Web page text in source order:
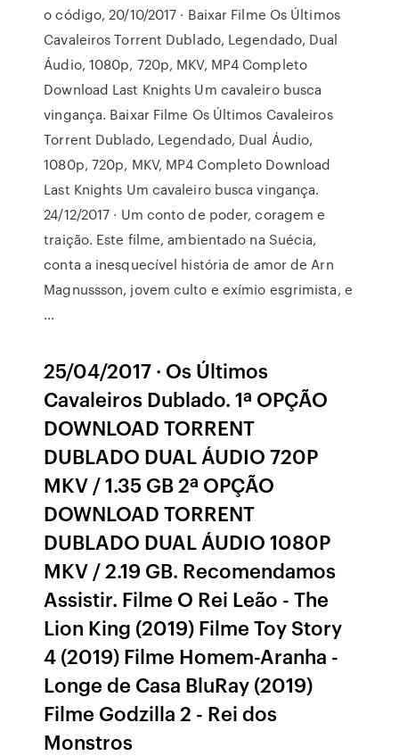
o código, 20/10/2017 · Baixar Filme Os Últimos
Cavaleiros Torrent Dublado, Legendado, Dual
Áudio, 1080p, 720p, MKV, MP4 Completo
Download Last Knights Um cavaleiro busca
vingança. Baixar Filme Os Últimos Cavaleiros
Torrent Dublado, Legendado, Dual Áudio,
1080p, 720p, MKV, MP4 Completo Download
Last Knights Um cavaleiro busca vingança.
24/12/2017 · Um conto de poder, coragem e
traição. Este filme, ambientado na Suécia,
conta a inesquecível história de amor de Arn
Magnussson, jovem culto e exímio esgrimista, e
…
25/04/2017 · Os Últimos
Cavaleiros Dublado. 1ª OPÇÃO
DOWNLOAD TORRENT
DUBLADO DUAL ÁUDIO 720P
MKV / 1.35 GB 2ª OPÇÃO
DOWNLOAD TORRENT
DUBLADO DUAL ÁUDIO 1080P
MKV / 2.19 GB. Recomendamos
Assistir. Filme O Rei Leão - The
Lion King (2019) Filme Toy Story
4 (2019) Filme Homem-Aranha -
Longe de Casa BluRay (2019)
Filme Godzilla 2 - Rei dos
Monstros